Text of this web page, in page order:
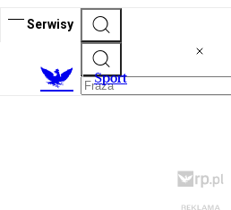
Serwisy
Sport